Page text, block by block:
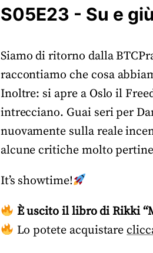
S05E23 - Su e
Siamo di ritorno dalla
raccontiamo che cosa
Inoltre: si apre a Oslo il
intrecciano. Guai seri per
nuovamente sulla reale
alcune critiche molto
It’s showtime!
È uscito il libro di Rikki
Lo potete acquistare